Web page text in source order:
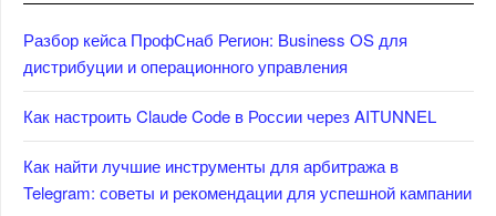
Разбор кейса ПрофСнаб Регион: Business OS для
дистрибуции и операционного управления
Как настроить Claude Code в России через AITUNNEL
Как найти лучшие инструменты для арбитража в
Telegram: советы и рекомендации для успешной кампании